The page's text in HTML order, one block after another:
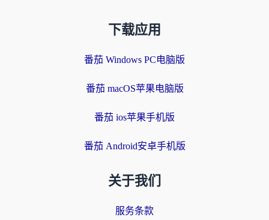
下载应用
番茄 Windows PC电脑版
番茄 macOS苹果电脑版
番茄 ios苹果手机版
番茄 Android安卓手机版
关于我们
服务条款